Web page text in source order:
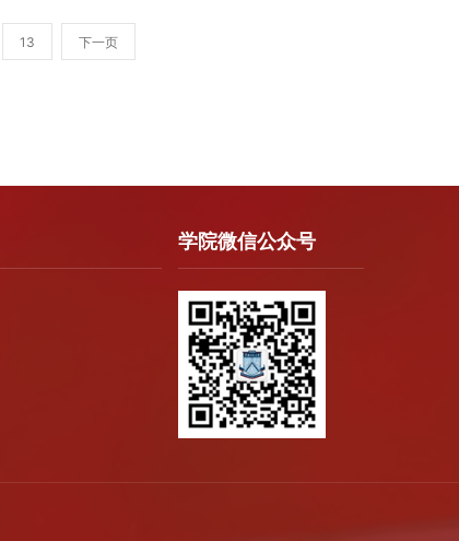
13 下一页
学院微信公众号